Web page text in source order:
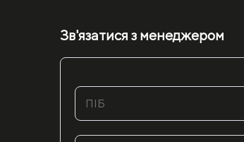
Зв'язатися з менеджером